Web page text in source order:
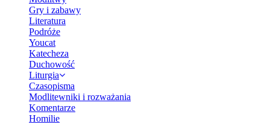
Gry i zabawy
Literatura
Podróże
Youcat
Katecheza
Duchowość
Liturgia
Czasopisma
Modlitewniki i rozważania
Komentarze
Homilie